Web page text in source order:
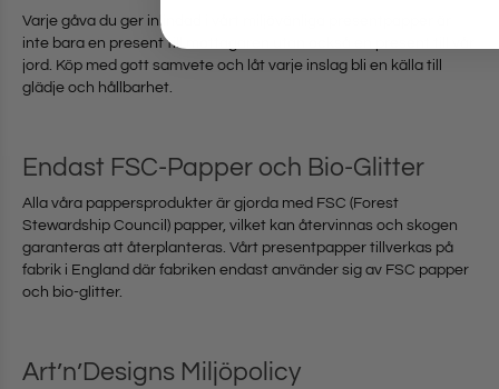
Varje gåva du ger inlindad i vårt miljövänliga presentpapper är
inte bara en present till mottagaren utan också en present till vår
jord. Köp med gott samvete och låt varje inslag bli en källa till
glädje och hållbarhet.
Endast FSC-Papper och Bio-Glitter
Alla våra pappersprodukter är gjorda med FSC (Forest
Stewardship Council) papper, vilket kan återvinnas och skogen
garanteras att återplanteras. Vårt presentpapper tillverkas på
fabrik i England där fabriken endast använder sig av FSC papper
och bio-glitter.
Art’n’Designs Miljöpolicy